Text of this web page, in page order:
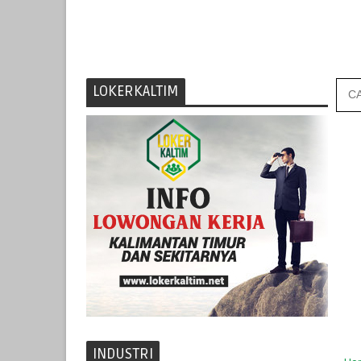
LOKERKALTIM
INDUSTRI